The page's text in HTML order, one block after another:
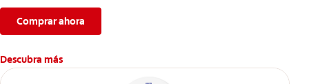
Comprar ahora
Descubra más